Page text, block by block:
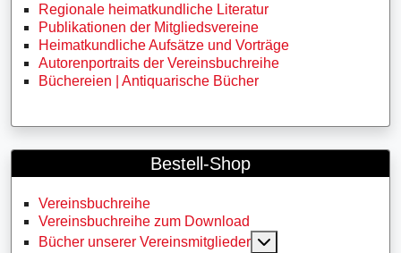
Regionale heimatkundliche Literatur
Publikationen der Mitgliedsvereine
Heimatkundliche Aufsätze und Vorträge
Autorenportraits der Vereinsbuchreihe
Büchereien | Antiquarische Bücher
Bestell-Shop
Vereinsbuchreihe
Vereinsbuchreihe zum Download
Bücher unserer Vereinsmitglieder